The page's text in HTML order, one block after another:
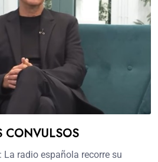
CONVULSOS
La radio española recorre su